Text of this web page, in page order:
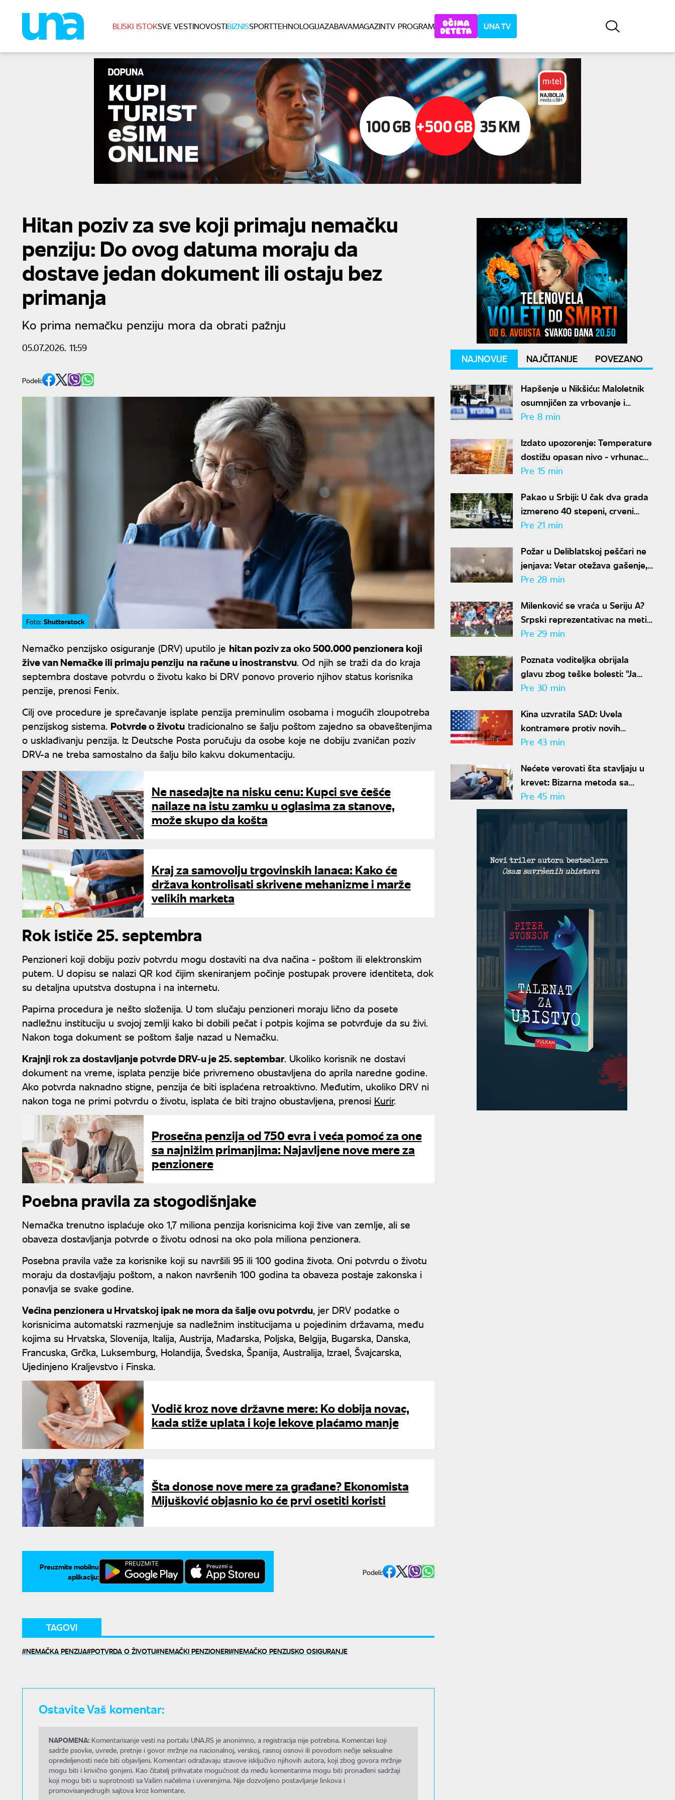
BLISKI ISTOKSVE VESTINOVOSTIBIZNISSPORTTEHNOLOGIJAZABAVAMAGAZINTV PROGRAM UNA TV
Hitan poziv za sve koji primaju nemačku
penziju: Do ovog datuma moraju da
dostave jedan dokument ili ostaju bez
primanja
Ko prima nemačku penziju mora da obrati pažnju
05.07.2026. 11:59
Podeli:
Foto: Shutterstock
Nemačko penzijsko osiguranje (DRV) uputilo je hitan poziv za oko 500.000 penzionera koji
žive van Nemačke ili primaju penziju na račune u inostranstvu. Od njih se traži da do kraja
septembra dostave potvrdu o životu kako bi DRV ponovo proverio njihov status korisnika
penzije, prenosi Fenix.
Cilj ove procedure je sprečavanje isplate penzija preminulim osobama i mogućih zloupotreba
penzijskog sistema. Potvrde o životu tradicionalno se šalju poštom zajedno sa obaveštenjima
o usklađivanju penzija. Iz Deutsche Posta poručuju da osobe koje ne dobiju zvaničan poziv
DRV-a ne treba samostalno da šalju bilo kakvu dokumentaciju.
Ne nasedajte na nisku cenu: Kupci sve češće
nailaze na istu zamku u oglasima za stanove,
može skupo da košta
Kraj za samovolju trgovinskih lanaca: Kako će
država kontrolisati skrivene mehanizme i marže
velikih marketa
Rok ističe 25. septembra
Penzioneri koji dobiju poziv potvrdu mogu dostaviti na dva načina - poštom ili elektronskim
putem. U dopisu se nalazi QR kod čijim skeniranjem počinje postupak provere identiteta, dok
su detaljna uputstva dostupna i na internetu.
Papirna procedura je nešto složenija. U tom slučaju penzioneri moraju lično da posete
nadležnu instituciju u svojoj zemlji kako bi dobili pečat i potpis kojima se potvrđuje da su živi.
Nakon toga dokument se poštom šalje nazad u Nemačku.
Krajnji rok za dostavljanje potvrde DRV-u je 25. septembar. Ukoliko korisnik ne dostavi
dokument na vreme, isplata penzije biće privremeno obustavljena do aprila naredne godine.
Ako potvrda naknadno stigne, penzija će biti isplaćena retroaktivno. Međutim, ukoliko DRV ni
nakon toga ne primi potvrdu o životu, isplata će biti trajno obustavljena, prenosi Kurir.
Prosečna penzija od 750 evra i veća pomoć za one
sa najnižim primanjima: Najavljene nove mere za
penzionere
Poebna pravila za stogodišnjake
Nemačka trenutno isplaćuje oko 1,7 miliona penzija korisnicima koji žive van zemlje, ali se
obaveza dostavljanja potvrde o životu odnosi na oko pola miliona penzionera.
Posebna pravila važe za korisnike koji su navršili 95 ili 100 godina života. Oni potvrdu o životu
moraju da dostavljaju poštom, a nakon navršenih 100 godina ta obaveza postaje zakonska i
ponavlja se svake godine.
Većina penzionera u Hrvatskoj ipak ne mora da šalje ovu potvrdu, jer DRV podatke o
korisnicima automatski razmenjuje sa nadležnim institucijama u pojedinim državama, među
kojima su Hrvatska, Slovenija, Italija, Austrija, Mađarska, Poljska, Belgija, Bugarska, Danska,
Francuska, Grčka, Luksemburg, Holandija, Švedska, Španija, Australija, Izrael, Švajcarska,
Ujedinjeno Kraljevstvo i Finska.
Vodič kroz nove državne mere: Ko dobija novac,
kada stiže uplata i koje lekove plaćamo manje
Šta donose nove mere za građane? Ekonomista
Mijušković objasnio ko će prvi osetiti koristi
Preuzmite mobilnu
aplikaciju:
Podeli:
TAGOVI
NEMAČKA PENZIJA POTVRDA O ŽIVOTU NEMAČKI PENZIONERI NEMAČKO PENZIJSKO OSIGURANJE
Ostavite Vaš komentar:
NAPOMENA: Komentarisanje vesti na portalu UNA.RS je anonimno, a registracija nije potrebna. Komentari koji
sadrže psovke, uvrede, pretnje i govor mržnje na nacionalnoj, verskoj, rasnoj osnovi ili povodom nečije seksualne
opredeljenosti neće biti objavljeni. Komentari odražavaju stavove isključivo njihovih autora, koji zbog govora mržnje
mogu biti i krivično gonjeni. Kao čitatelj prihvatate mogućnost da među komentarima mogu biti pronađeni sadržaji
koji mogu biti u suprotnosti sa Vašim načelima i uverenjima. Nije dozvoljeno postavljanje linkova i
promovisanjedrugih sajtova kroz komentare.
NAJNOVIJE NAJČITANIJE POVEZANO
Hapšenje u Nikšiću: Maloletnik
osumnjičen za vrbovanje i
obučavanje za terorizam
Pre 8 min
Izdato upozorenje: Temperature
dostižu opasan nivo - vrhunac
toplotnog talasa u Srbiji
Pre 15 min
Pakao u Srbiji: U čak dva grada
izmereno 40 stepeni, crveni
meteo-alarm i dalje na snazi
Pre 21 min
Požar u Deliblatskoj peščari ne
jenjava: Vetar otežava gašenje,
angažovani helikopteri MUP-a
Pre 28 min
Milenković se vraća u Seriju A?
Srpski reprezentativac na meti
italijanskog velikana
Pre 29 min
Poznata voditeljka obrijala
glavu zbog teške bolesti: "Ja
sam živi dokaz da se trauma
Pre 30 min
Kina uzvratila SAD: Uvela
kontramere protiv novih
američkih restrikcija
Pre 43 min
Nećete verovati šta stavljaju u
krevet: Bizarna metoda sa
povrćem rešava problem
znojenja preko noći
Pre 45 min